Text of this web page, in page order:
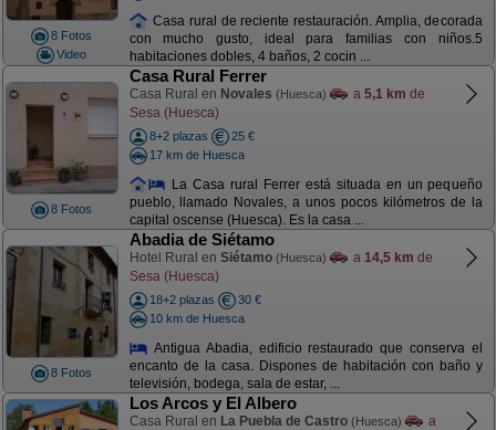
8 Fotos
Video
Casa rural de reciente restauración. Amplia, decorada
con mucho gusto, ideal para familias con niños.5
habitaciones dobles, 4 baños, 2 cocin ...
8 Fotos
Casa Rural Ferrer
Casa Rural en Novales (Huesca) a 5,1 km de
Sesa (Huesca)
8+2 plazas
25 €
17 km de Huesca
La Casa rural Ferrer está situada en un pequeño
pueblo, llamado Novales, a unos pocos kilómetros de la
capital oscense (Huesca). Es la casa ...
8 Fotos
Abadia de Siétamo
Hotel Rural en Siétamo (Huesca) a 14,5 km de
Sesa (Huesca)
18+2 plazas
30 €
10 km de Huesca
Antigua Abadia, edificio restaurado que conserva el
encanto de la casa. Dispones de habitación con baño y
televisión, bodega, sala de estar, ...
Los Arcos y El Albero
Casa Rural en La Puebla de Castro (Huesca)
a